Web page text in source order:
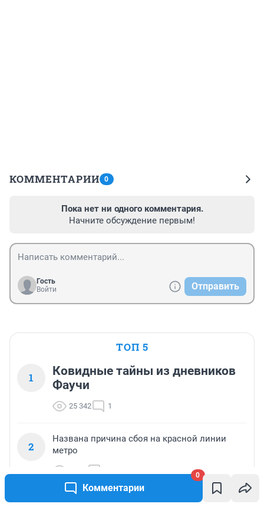
Комментарии
0
КОММЕНТАРИИ 0
Пока нет ни одного комментария.
Начните обсуждение первым!
Гость
Войти
Отправить
ТОП 5
1
Ковидные тайны из дневников
Фаучи
25 342 1
2
Названа причина сбоя на красной линии
метро
Очевидцы сообщили о черном дыме на юго-